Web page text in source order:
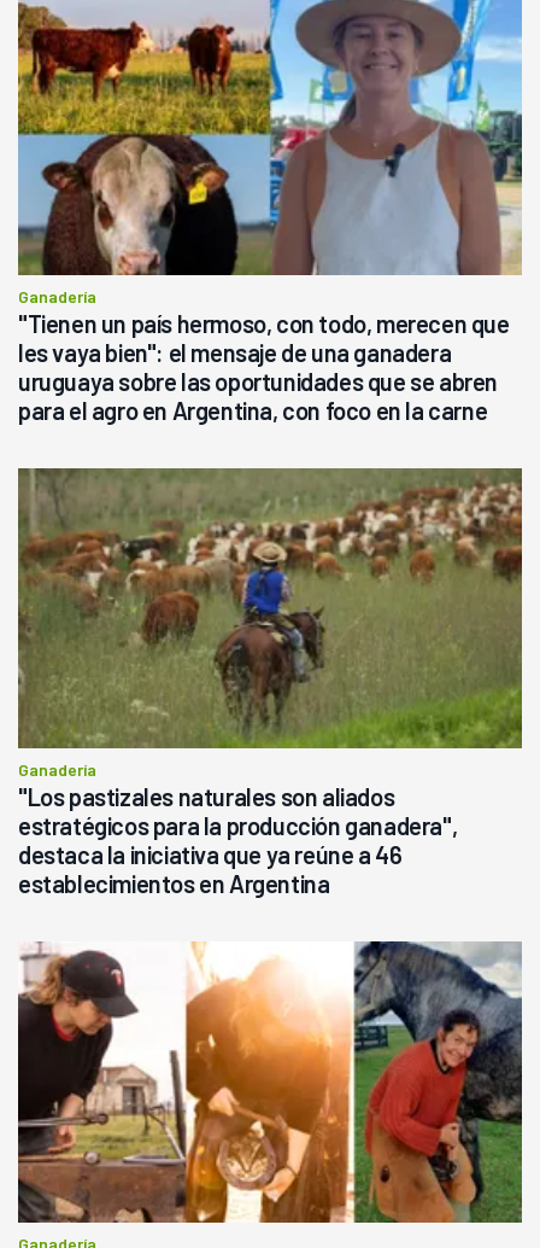
Ganadería
"Tienen un país hermoso, con todo, merecen que
les vaya bien": el mensaje de una ganadera
uruguaya sobre las oportunidades que se abren
para el agro en Argentina, con foco en la carne
Ganadería
"Los pastizales naturales son aliados
estratégicos para la producción ganadera",
destaca la iniciativa que ya reúne a 46
establecimientos en Argentina
Ganadería